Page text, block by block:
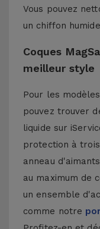
Vous pouvez
un chiffon
Coques
meilleur style
Pour les
pouvez trouver
liquide sur
protection à
anneau
au maximum de
un ensemble
comme notre